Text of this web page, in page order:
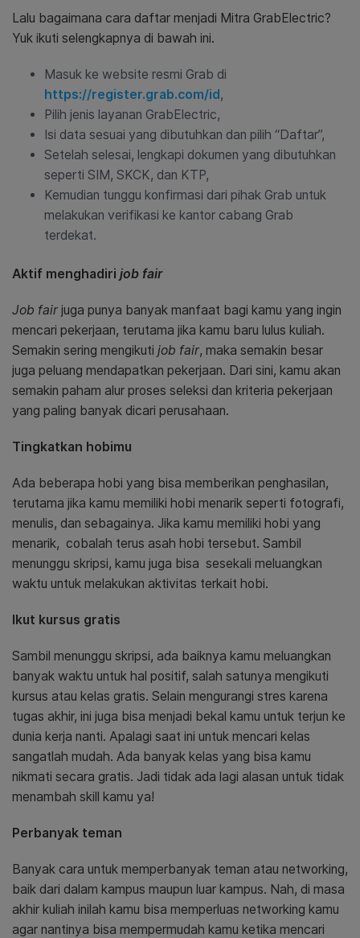
Lalu bagaimana cara daftar menjadi Mitra GrabElectric?
Yuk ikuti selengkapnya di bawah ini.
Masuk ke website resmi Grab di
https://register.grab.com/id,
Pilih jenis layanan GrabElectric,
Isi data sesuai yang dibutuhkan dan pilih “Daftar”,
Setelah selesai, lengkapi dokumen yang dibutuhkan
seperti SIM, SKCK, dan KTP,
Kemudian tunggu konfirmasi dari pihak Grab untuk
melakukan verifikasi ke kantor cabang Grab
terdekat.
Aktif menghadiri job fair
Job fair juga punya banyak manfaat bagi kamu yang ingin
mencari pekerjaan, terutama jika kamu baru lulus kuliah.
Semakin sering mengikuti job fair, maka semakin besar
juga peluang mendapatkan pekerjaan. Dari sini, kamu akan
semakin paham alur proses seleksi dan kriteria pekerjaan
yang paling banyak dicari perusahaan.
Tingkatkan hobimu
Ada beberapa hobi yang bisa memberikan penghasilan,
terutama jika kamu memiliki hobi menarik seperti fotografi,
menulis, dan sebagainya. Jika kamu memiliki hobi yang
menarik, cobalah terus asah hobi tersebut. Sambil
menunggu skripsi, kamu juga bisa sesekali meluangkan
waktu untuk melakukan aktivitas terkait hobi.
Ikut kursus gratis
Sambil menunggu skripsi, ada baiknya kamu meluangkan
banyak waktu untuk hal positif, salah satunya mengikuti
kursus atau kelas gratis. Selain mengurangi stres karena
tugas akhir, ini juga bisa menjadi bekal kamu untuk terjun ke
dunia kerja nanti. Apalagi saat ini untuk mencari kelas
sangatlah mudah. Ada banyak kelas yang bisa kamu
nikmati secara gratis. Jadi tidak ada lagi alasan untuk tidak
menambah skill kamu ya!
Perbanyak teman
Banyak cara untuk memperbanyak teman atau networking,
baik dari dalam kampus maupun luar kampus. Nah, di masa
akhir kuliah inilah kamu bisa memperluas networking kamu
agar nantinya bisa mempermudah kamu ketika mencari